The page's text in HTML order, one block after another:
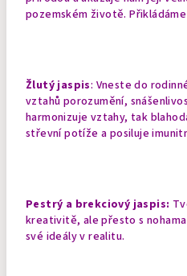
pozemském životě.
Žlutý jaspis: Vneste do
vztahů porozumění,
harmonizuje vztahy, tak
střevní potíže a posiluje
Pestrý a brekciový jaspis:
kreativitě, ale přesto s
své ideály v realitu.